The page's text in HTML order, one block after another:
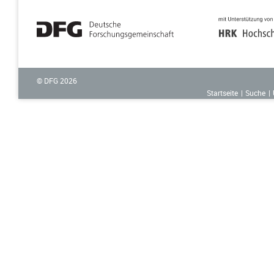
© DFG 2026
Startseite
Suche